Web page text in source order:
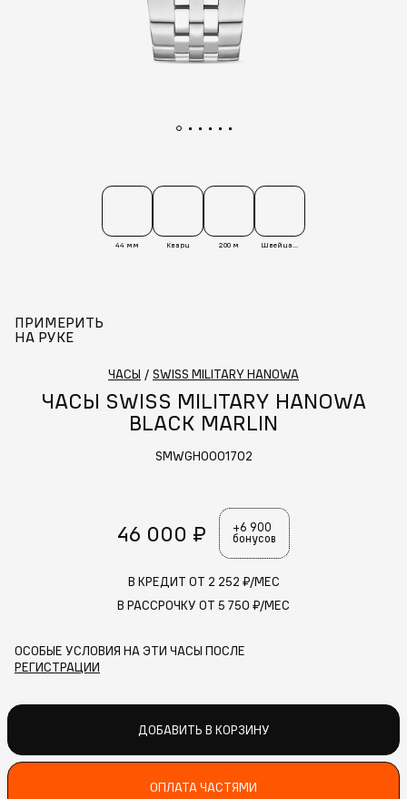
44 мм Кварц 200 м Швейцария
ПРИМЕРИТЬ
НА РУКЕ
ЧАСЫ / SWISS MILITARY HANOWA
ЧАСЫ SWISS MILITARY HANOWA
BLACK MARLIN
SMWGH0001702
46 000 ₽
+6 900
бонусов
В КРЕДИТ ОТ 2 252 ₽/МЕС
В РАССРОЧКУ ОТ 5 750 ₽/МЕС
ОСОБЫЕ УСЛОВИЯ НА ЭТИ ЧАСЫ ПОСЛЕ
РЕГИСТРАЦИИ
ДОБАВИТЬ В КОРЗИНУ
ОПЛАТА ЧАСТЯМИ